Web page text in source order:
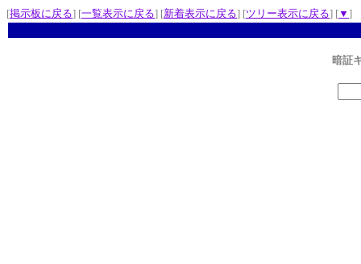
[掲示板に戻る] [一覧表示に戻る] [新着表示に戻る] [ツリー表示に戻る] [▼ ]
暗証